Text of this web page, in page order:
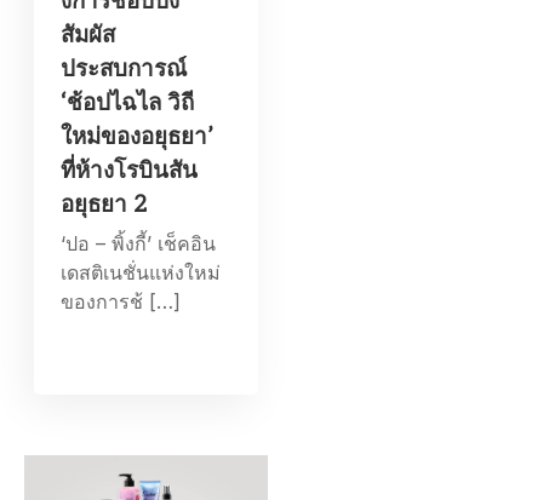
สัมผัส
ประสบการณ์
‘ช้อปไฉไล วิถี
ใหม่ของอยุธยา’
ที่ห้างโรบินสัน
อยุธยา 2
‘ปอ – พิ้งกี้’ เช็คอิน
เดสติเนชั่นแห่งใหม่
ของการช้ […]